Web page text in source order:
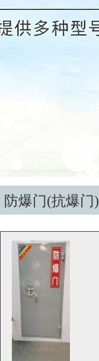
防爆门(抗爆门)